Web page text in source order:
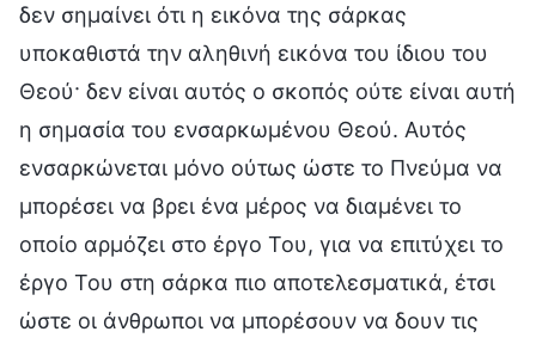
δεν σημαίνει ότι η εικόνα της σάρκας
υποκαθιστά την αληθινή εικόνα του ίδιου του
Θεού· δεν είναι αυτός ο σκοπός ούτε είναι αυτή
η σημασία του ενσαρκωμένου Θεού. Αυτός
ενσαρκώνεται μόνο ούτως ώστε το Πνεύμα να
μπορέσει να βρει ένα μέρος να διαμένει το
οποίο αρμόζει στο έργο Του, για να επιτύχει το
έργο Του στη σάρκα πιο αποτελεσματικά, έτσι
ώστε οι άνθρωποι να μπορέσουν να δουν τις